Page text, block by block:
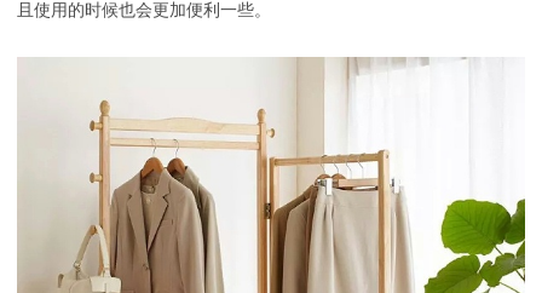
且使用的时候也会更加便利一些。